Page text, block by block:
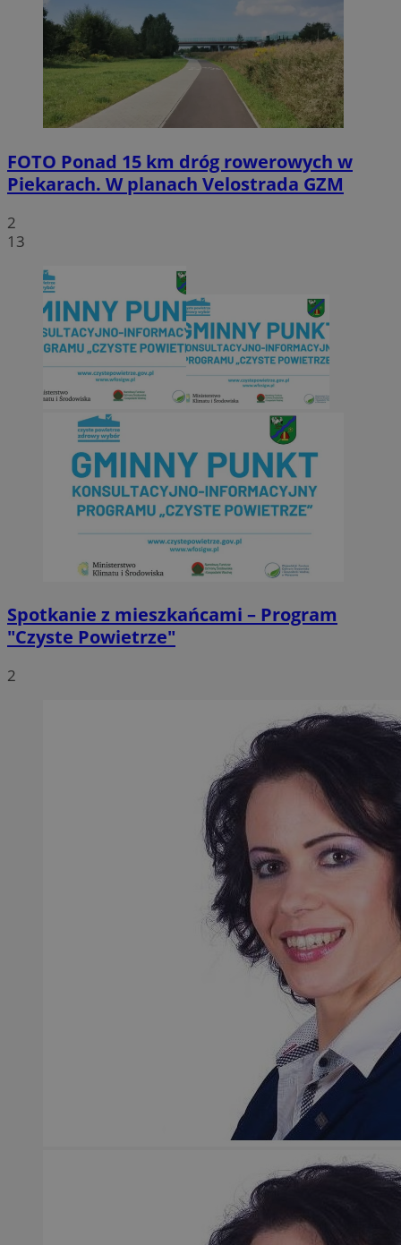
FOTO Ponad 15 km dróg rowerowych w
Piekarach. W planach Velostrada GZM
2
13
Spotkanie z mieszkańcami – Program
"Czyste Powietrze"
2